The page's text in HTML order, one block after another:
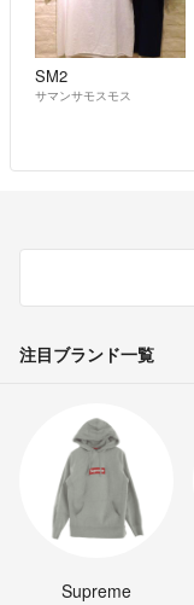
SM2
サマンサモスモス
注目ブランド一覧
Supreme